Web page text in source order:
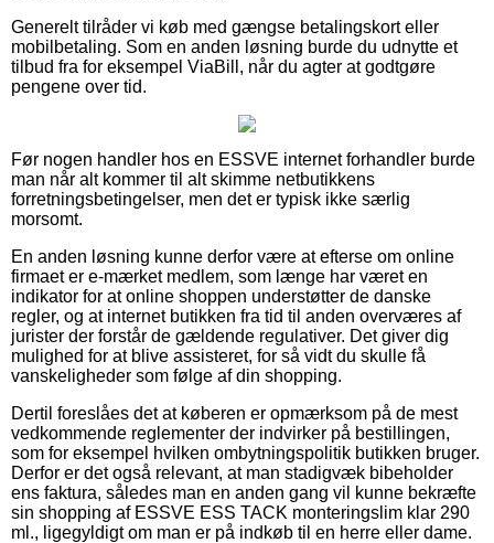
Generelt tilråder vi køb med gængse betalingskort eller
mobilbetaling. Som en anden løsning burde du udnytte et
tilbud fra for eksempel ViaBill, når du agter at godtgøre
pengene over tid.
Før nogen handler hos en ESSVE internet forhandler burde
man når alt kommer til alt skimme netbutikkens
forretningsbetingelser, men det er typisk ikke særlig
morsomt.
En anden løsning kunne derfor være at efterse om online
firmaet er e-mærket medlem, som længe har været en
indikator for at online shoppen understøtter de danske
regler, og at internet butikken fra tid til anden overværes af
jurister der forstår de gældende regulativer. Det giver dig
mulighed for at blive assisteret, for så vidt du skulle få
vanskeligheder som følge af din shopping.
Dertil foreslåes det at køberen er opmærksom på de mest
vedkommende reglementer der indvirker på bestillingen,
som for eksempel hvilken ombytningspolitik butikken bruger.
Derfor er det også relevant, at man stadigvæk bibeholder
ens faktura, således man en anden gang vil kunne bekræfte
sin shopping af ESSVE ESS TACK monteringslim klar 290
ml., ligegyldigt om man er på indkøb til en herre eller dame.